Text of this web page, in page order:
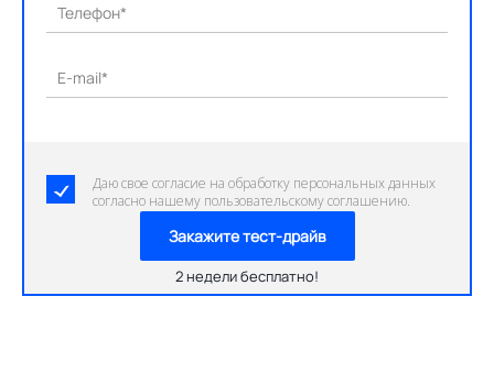
Телефон*
E-mail*
Даю свое согласие на обработку персональных данных
согласно нашему пользовательскому соглашению.
Закажите тест-драйв
2 недели бесплатно!